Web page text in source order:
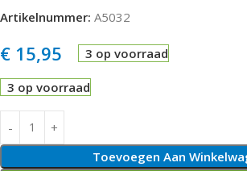
Artikelnummer: A5032
€ 15,95 3 op voorraad
3 op voorraad
Toevoegen Aan